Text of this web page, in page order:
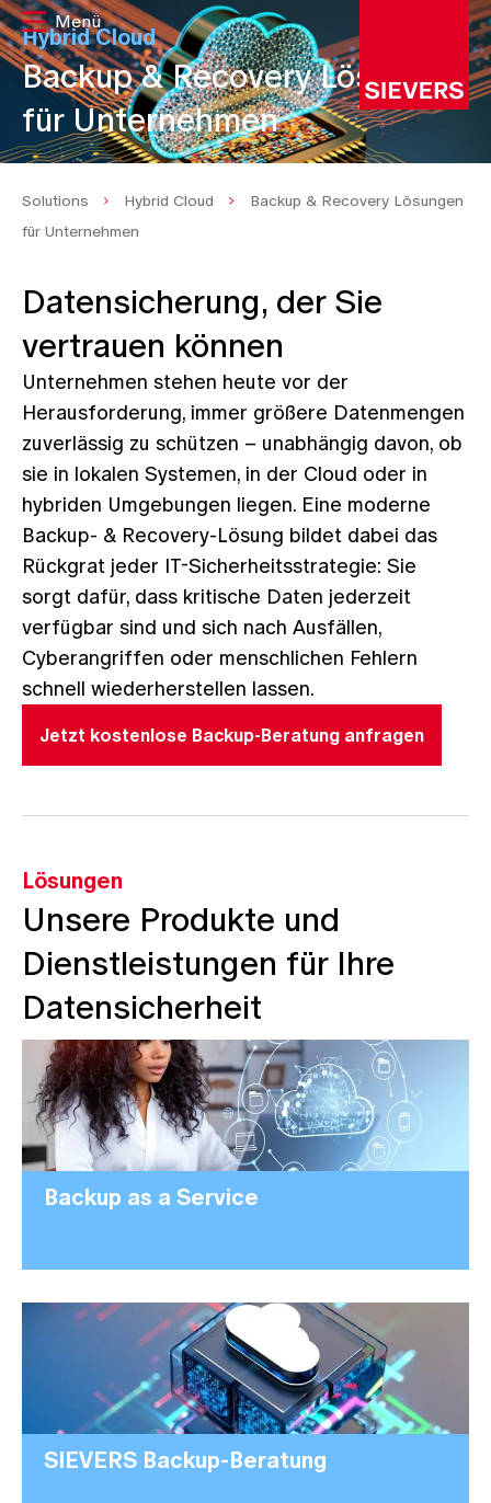
Hybrid Cloud
Backup & Recovery Lösungen
für Unternehmen
Solutions Hybrid Cloud
Backup & Recovery Lösungen
für Unternehmen
Datensicherung, der Sie
vertrauen können
Unternehmen stehen heute vor der
Herausforderung, immer größere Datenmengen
zuverlässig zu schützen – unabhängig davon, ob
sie in lokalen Systemen, in der Cloud oder in
hybriden Umgebungen liegen. Eine moderne
Backup- & Recovery-Lösung bildet dabei das
Rückgrat jeder IT-Sicherheitsstrategie: Sie
sorgt dafür, dass kritische Daten jederzeit
verfügbar sind und sich nach Ausfällen,
Cyberangriffen oder menschlichen Fehlern
schnell wiederherstellen lassen.
Jetzt kostenlose Backup-Beratung anfragen
Lösungen
Unsere Produkte und
Dienstleistungen für Ihre
Datensicherheit
Backup as a Service
SIEVERS Backup-Beratung